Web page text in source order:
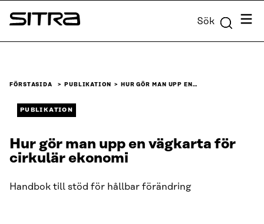
Skip to
content
Sitra Sök Meny
FÖRSTASIDA PUBLIKATION HUR GÖR MAN UPP EN…
PUBLIKATION
Hur gör man upp en vägkarta för
cirkulär ekonomi
Handbok till stöd för hållbar förändring